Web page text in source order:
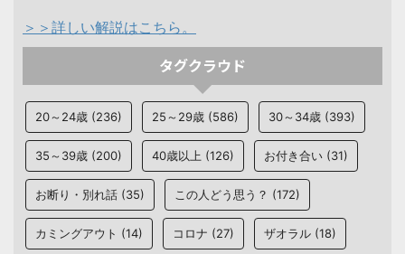
＞＞詳しい解説はこちら。
タグクラウド
20～24歳 (236) 25～29歳 (586) 30～34歳 (393)
35～39歳 (200) 40歳以上 (126) お付き合い (31)
お断り・別れ話 (35) この人どう思う？ (172)
カミングアウト (14) コロナ (27) ザオラル (18)